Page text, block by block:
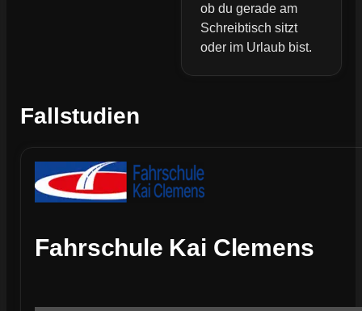
ob du gerade am
Schreibtisch sitzt
oder im Urlaub bist.
Fallstudien
Fahrschule Kai Clemens